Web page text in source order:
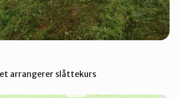
arrangerer slåttekurs